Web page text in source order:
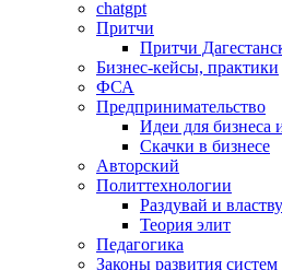
chatgpt
Притчи
Притчи
Бизнес-кейсы, практики
ФСА
Предпринимательство
Идеи для бизнеса
Скачки в бизнесе
Авторский
Политтехнологии
Раздувай и
Теория элит
​Педагогика
Законы развития систем